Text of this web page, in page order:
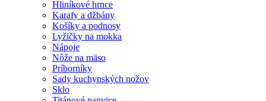
Hliníkové hrnce
Karafy a džbány
Košíky a podnosy
Lyžičky na mokka
Nápoje
Nôže na mäso
Príborníky
Sady kuchynských nožov
Sklo